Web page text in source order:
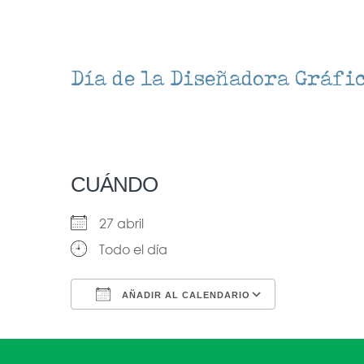
Día de la Diseñadora
CUÁNDO
27 abril
Todo el día
AÑADIR AL CALENDARIO